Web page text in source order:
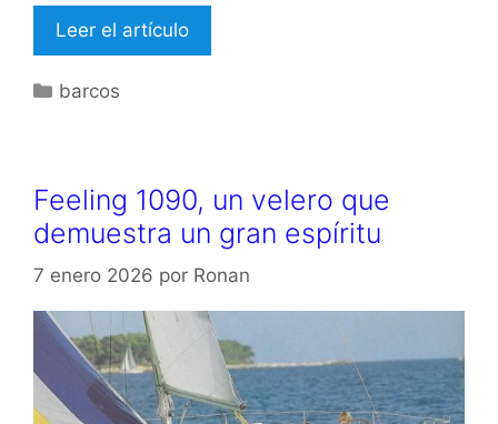
Leer el artículo
Categorías
barcos
Feeling 1090, un velero que
demuestra un gran espíritu
7 enero 2026 por Ronan